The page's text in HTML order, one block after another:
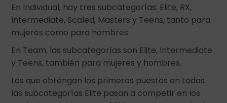
En Individual, hay tres subcategorías: Elite, RX,
Intermediate, Scaled, Masters y Teens, tanto para
mujeres como para hombres.
En Team, las subcategorías son Elite, Intermediate
y Teens, también para mujeres y hombres.
Los que obtengan los primeros puestos en todas
las subcategorías Elite pasan a competir en los